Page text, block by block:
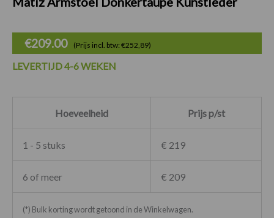
€209.00 (Prijs incl. btw: €252,89)
LEVERTIJD 4-6 WEKEN
Hoeveelheid Prijs p/st
1 - 5 stuks € 219
6 of meer € 209
(*) Bulk korting wordt getoond in de Winkelwagen.